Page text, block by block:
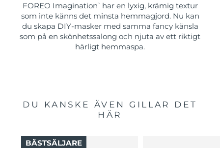
FOREO Imagination ™
har en lyxig, krämig textur
som inte känns det minsta hemmagjord. Nu kan
du skapa DIY-masker med samma fancy känsla
som på en skönhetssalong och njuta av ett riktigt
härligt hemmaspa.
DU KANSKE ÄVEN GILLAR DET
HÄR
BÄSTSÄLJARE